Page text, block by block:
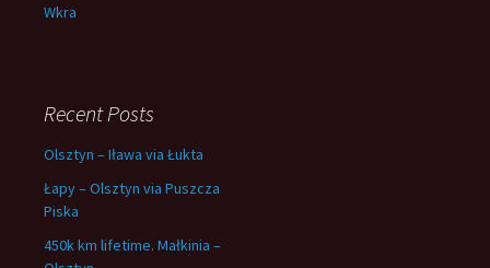
Wkra
Recent Posts
Olsztyn – Iława via Łukta
Łapy – Olsztyn via Puszcza
Piska
450k km lifetime. Małkinia –